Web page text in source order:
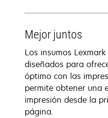
Mejor juntos
Los insumos
diseñados para
óptimo con las
permite obtener una
impresión desde la
página.